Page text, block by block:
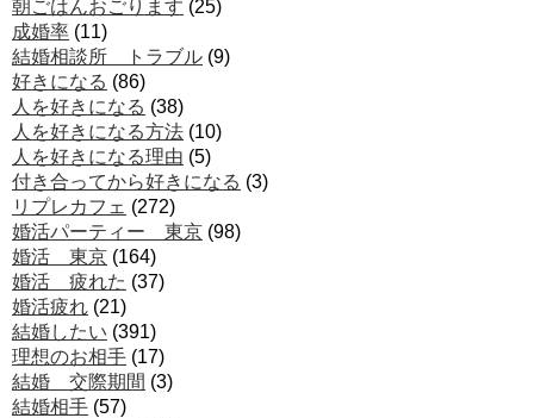
朝ごはんおごります (25)
成婚率 (11)
結婚相談所 トラブル (9)
好きになる (86)
人を好きになる (38)
人を好きになる方法 (10)
人を好きになる理由 (5)
付き合ってから好きになる (3)
リプレカフェ (272)
婚活パーティー 東京 (98)
婚活 東京 (164)
婚活 疲れた (37)
婚活疲れ (21)
結婚したい (391)
理想のお相手 (17)
結婚 交際期間 (3)
結婚相手 (57)